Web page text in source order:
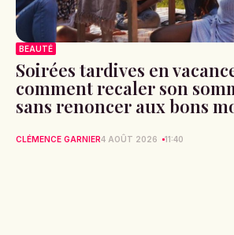
BEAUTÉ
Soirées tardives en
comment recaler son
sans renoncer aux bons
CLÉMENCE GARNIER4 AOÛT 2026 11:40